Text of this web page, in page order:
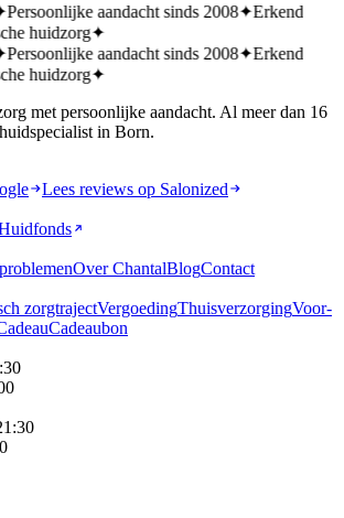
Persoonlijke aandacht sinds 2008✦Erkend
huidzorg✦
Persoonlijke aandacht sinds 2008✦Erkend
huidzorg✦
met persoonlijke aandacht. Al meer dan 16
in Born.
Lees reviews op Salonized
Over ChantalBlogContact
zorgtrajectVergoedingThuisverzorgingVoor-
Cadeaubon